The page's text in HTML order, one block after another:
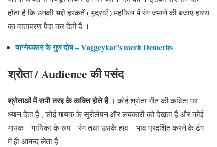
होता है कि उनकी भद्दी हरकतें ( मुद्राएँ ) महफ़िल में रंग जमाने की बजाए हास्य
का वातावरण पैदा कर देती हैं ।
वाग्गेयकार के गुण दोष – Vaggeykar’s merit Demerits
श्रोता/Audience की पसंद
श्रोताओं में सभी तरह के व्यक्ति होते हैं । कोई श्रोता गीत की कविता पर
ध्यान देता है , कोई गायक के सुरीलेपन और लयकारी को देखता है और कोई
गायक – गायिका के रूप – रंग तथा उसके हाव – भाव प्रदर्शित करने के ढंग
में ही आनन्द लेता है ।